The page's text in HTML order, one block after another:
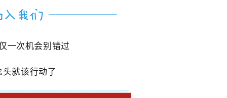
一次机会别错过
就该行动了